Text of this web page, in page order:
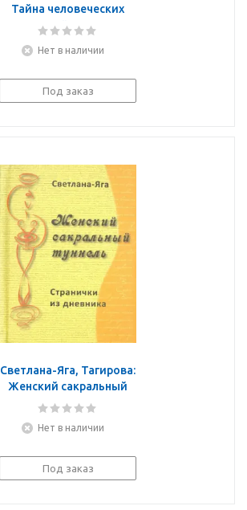
Тайна человеческих
отношений. Алхимия и
самости
Нет в наличии
Под заказ
Светлана-Яга, Тагирова:
Женский сакральный
туннель: странички из
Нет в наличии
Под заказ